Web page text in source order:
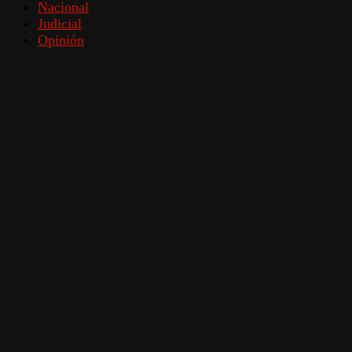
Nacional
Judicial
Opinión